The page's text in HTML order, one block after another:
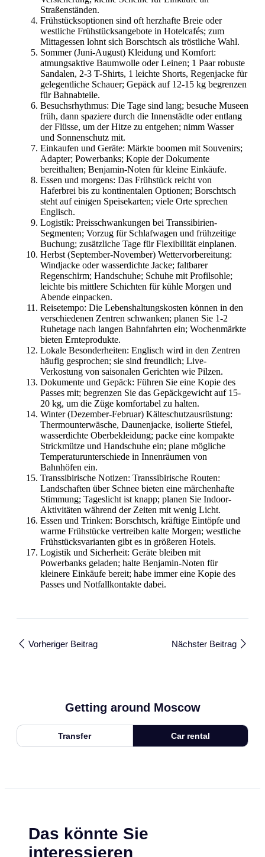
Straßenständen.
Frühstücksoptionen sind oft herzhafte Breie oder
westliche Frühstücksangebote in Hotelcafés; zum
Mittagessen lohnt sich Borschtsch als tröstliche Wahl.
Sommer (Juni-August) Kleidung und Komfort:
atmungsaktive Baumwolle oder Leinen; 1 Paar robuste
Sandalen, 2-3 T-Shirts, 1 leichte Shorts, Regenjacke für
gelegentliche Schauer; Gepäck auf 12-15 kg begrenzen
für Bahnabteile.
Besuchsrhythmus: Die Tage sind lang; besuche Museen
früh, dann spaziere durch die Innenstädte oder entlang
der Flüsse, um der Hitze zu entgehen; nimm Wasser
und Sonnenschutz mit.
Einkaufen und Geräte: Märkte boomen mit Souvenirs;
Adapter; Powerbanks; Kopie der Dokumente
bereithalten; Benjamin-Noten für kleine Einkäufe.
Essen und morgens: Das Frühstück reicht von
Haferbrei bis zu kontinentalen Optionen; Borschtsch
steht auf einigen Speisekarten; viele Orte sprechen
Englisch.
Logistik: Preisschwankungen bei Transsibirien-
Segmenten; Vorzug für Schlafwagen und frühzeitige
Buchung; zusätzliche Tage für Flexibilität einplanen.
Herbst (September-November) Wettervorbereitung:
Windjacke oder wasserdichte Jacke; faltbarer
Regenschirm; Handschuhe; Schuhe mit Profilsohle;
leichte bis mittlere Schichten für kühle Morgen und
Abende einpacken.
Reisetempo: Die Lebenshaltungskosten können in den
verschiedenen Zentren schwanken; planen Sie 1-2
Ruhetage nach langen Bahnfahrten ein; Wochenmärkte
bieten Ernteprodukte.
Lokale Besonderheiten: Englisch wird in den Zentren
häufig gesprochen; sie sind freundlich; Live-
Verkostung von saisonalen Gerichten wie Pilzen.
Dokumente und Gepäck: Führen Sie eine Kopie des
Passes mit; begrenzen Sie das Gepäckgewicht auf 15-
20 kg, um die Züge komfortabel zu halten.
Winter (Dezember-Februar) Kälteschutzausrüstung:
Thermounterwäsche, Daunenjacke, isolierte Stiefel,
wasserdichte Oberbekleidung; packe eine kompakte
Strickmütze und Handschuhe ein; plane mögliche
Temperaturunterschiede in Innenräumen von
Bahnhöfen ein.
Transsibirische Notizen: Transsibirische Routen:
Landschaften über Schnee bieten eine märchenhafte
Stimmung; Tageslicht ist knapp; planen Sie Indoor-
Aktivitäten während der Zeiten mit wenig Licht.
Essen und Trinken: Borschtsch, kräftige Eintöpfe und
warme Frühstücke vertreiben kalte Morgen; westliche
Frühstücksvarianten gibt es in größeren Hotels.
Logistik und Sicherheit: Geräte bleiben mit
Powerbanks geladen; halte Benjamin-Noten für
kleinere Einkäufe bereit; habe immer eine Kopie des
Passes und Notfallkontakte dabei.
Vorheriger Beitrag Nächster Beitrag
Getting around Moscow
Transfer Car rental
Das könnte Sie
interessieren